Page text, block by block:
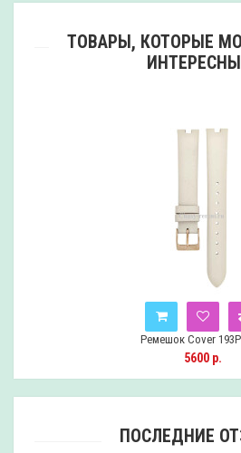
ТОВАРЫ, КОТОРЫЕ
ИНТЕРЕСНЫ
Ремешок Cover
5600 р.
ПОСЛЕДНИЕ